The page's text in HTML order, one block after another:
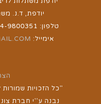
יודפת, ד.נ. משגב,
אימייל:
"כל הזכויות
נבנה ע''י חברת